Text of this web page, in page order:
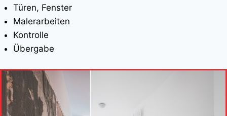
Türen, Fenster
Malerarbeiten
Kontrolle
Übergabe